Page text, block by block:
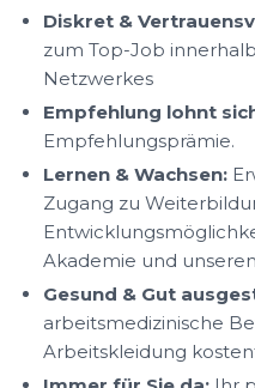
Diskret &
zum Top-Job
Netzwerkes
Empfehlung lohnt
Empfehlungsprämie.
Lernen & Wachsen:
Zugang zu
Akademie und
Gesund & Gut
arbeitsmedizinische
Arbeitskleidung